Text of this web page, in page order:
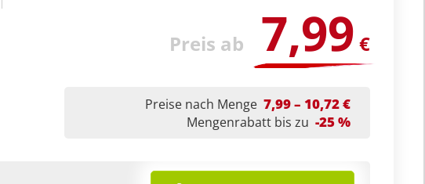
Preis ab 7,99 €
Preise nach Menge 7,99 – 10,72 €
Mengenrabatt bis zu -25 %